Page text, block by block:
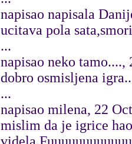
napisao napisala
ucitava pola
...
napisao neko tamo....,
dobro osmisljena
...
napisao milena, 22
mislim da je igrice